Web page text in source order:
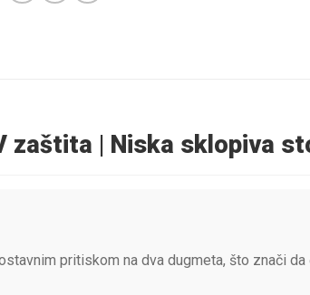
zaštita | Niska sklopiva
pritiskom na dva dugmeta, što znači